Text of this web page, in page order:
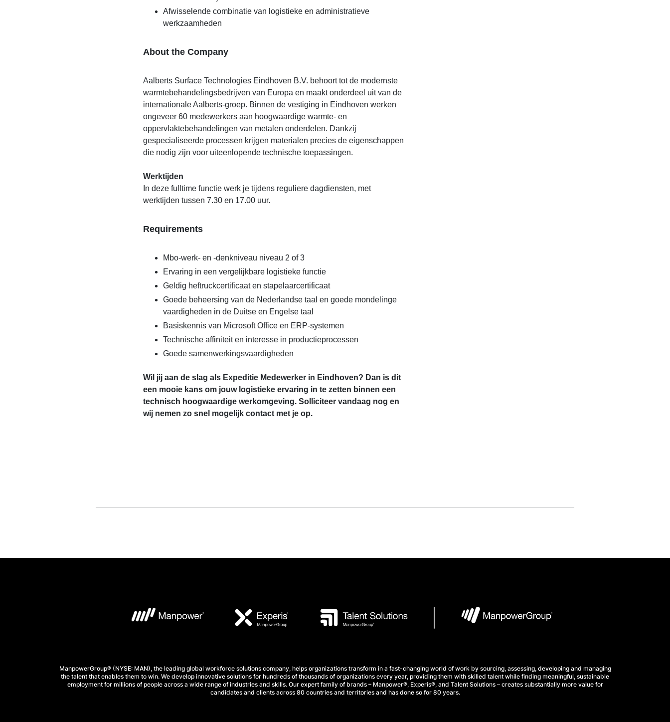
Afwisselende combinatie van logistieke en administratieve
werkzaamheden
About the Company
Aalberts Surface Technologies Eindhoven B.V. behoort tot de modernste
warmtebehandelingsbedrijven van Europa en maakt onderdeel uit van de
internationale Aalberts-groep. Binnen de vestiging in Eindhoven werken
ongeveer 60 medewerkers aan hoogwaardige warmte- en
oppervlaktebehandelingen van metalen onderdelen. Dankzij
gespecialiseerde processen krijgen materialen precies de eigenschappen
die nodig zijn voor uiteenlopende technische toepassingen.
Werktijden
In deze fulltime functie werk je tijdens reguliere dagdiensten, met
werktijden tussen 7.30 en 17.00 uur.
Requirements
Mbo-werk- en -denkniveau niveau 2 of 3
Ervaring in een vergelijkbare logistieke functie
Geldig heftruckcertificaat en stapelaarcertificaat
Goede beheersing van de Nederlandse taal en goede mondelinge
vaardigheden in de Duitse en Engelse taal
Basiskennis van Microsoft Office en ERP-systemen
Technische affiniteit en interesse in productieprocessen
Goede samenwerkingsvaardigheden
Wil jij aan de slag als Expeditie Medewerker in Eindhoven? Dan is dit
een mooie kans om jouw logistieke ervaring in te zetten binnen een
technisch hoogwaardige werkomgeving. Solliciteer vandaag nog en
wij nemen zo snel mogelijk contact met je op.
ManpowerGroup® (NYSE: MAN), the leading global workforce solutions company, helps organizations transform in a fast-changing world of work by sourcing, assessing, developing and managing
the talent that enables them to win. We develop innovative solutions for hundreds of thousands of organizations every year, providing them with skilled talent while finding meaningful, sustainable
employment for millions of people across a wide range of industries and skills. Our expert family of brands – Manpower®, Experis®, and Talent Solutions – creates substantially more value for
candidates and clients across 80 countries and territories and has done so for 80 years.